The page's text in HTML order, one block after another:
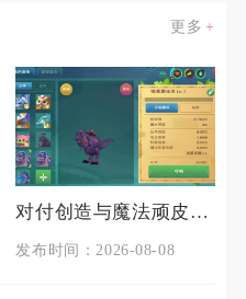
更多
对付创造与魔法顽皮蝾螈的技巧是什么
发布时间：2026-08-08